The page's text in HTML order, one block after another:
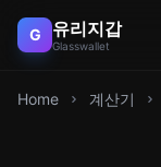
G 유리지갑
Glasswallet
Home 계산기